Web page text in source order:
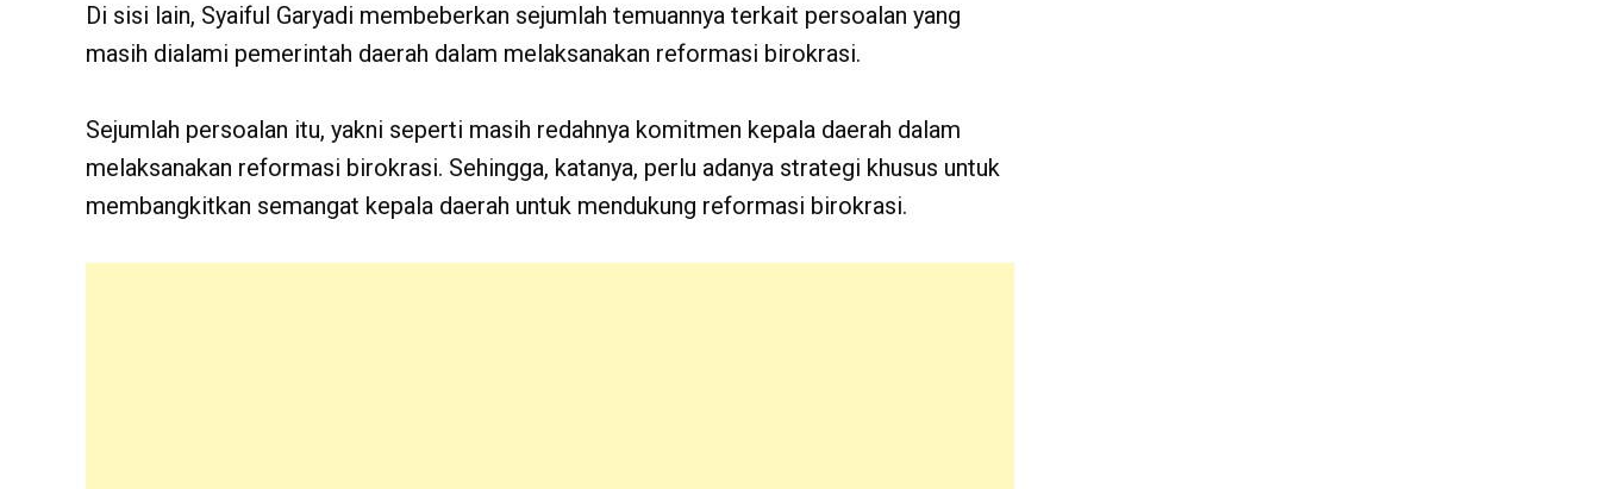
Di sisi lain, Syaiful Garyadi membeberkan sejumlah temuannya terkait persoalan yang
masih dialami pemerintah daerah dalam melaksanakan reformasi birokrasi.
Sejumlah persoalan itu, yakni seperti masih redahnya komitmen kepala daerah dalam
melaksanakan reformasi birokrasi. Sehingga, katanya, perlu adanya strategi khusus untuk
membangkitkan semangat kepala daerah untuk mendukung reformasi birokrasi.